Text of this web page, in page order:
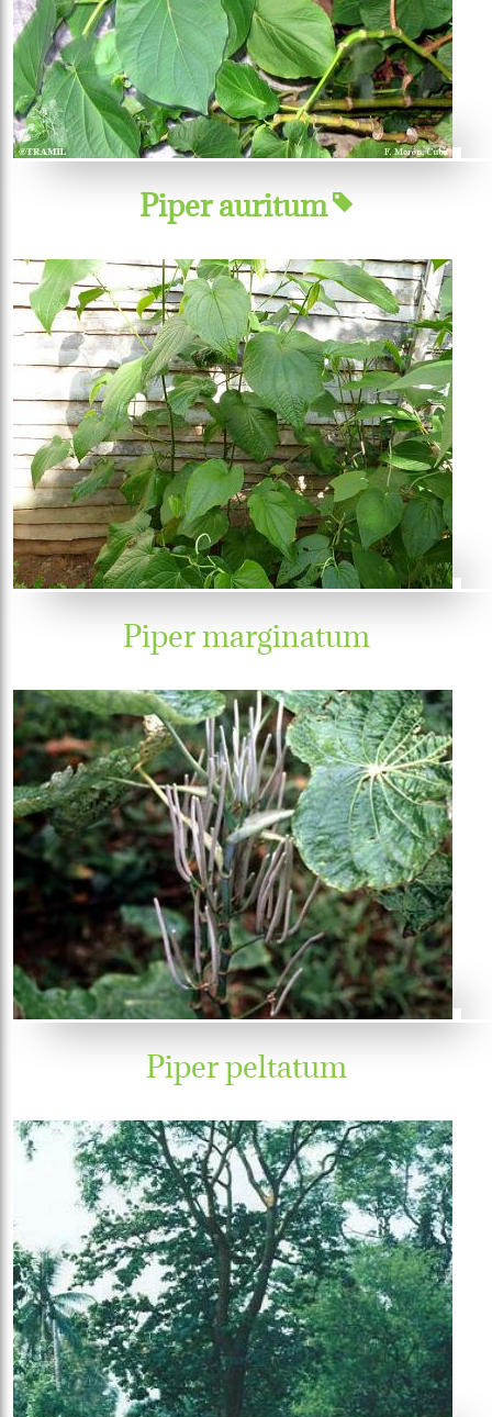
Piper auritum
Piper marginatum
Piper peltatum